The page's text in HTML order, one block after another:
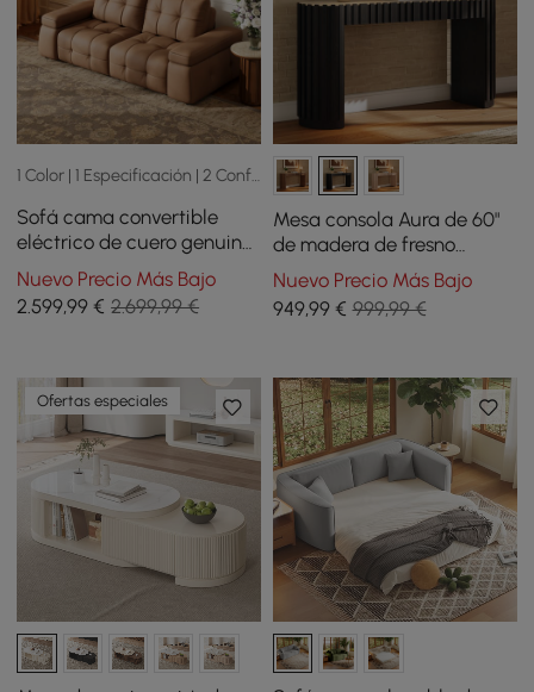
1 Color | 1 Especificación | 2 Configuración
Sofá cama convertible
eléctrico de cuero genuino
de 2 plazas de 243cm con
reposabrazos ajustables
Nuevo Precio Más Bajo
2.599,99 € 2.699,99 €
Mesa consola Aura de 60"
de madera de fresno
estriada en negro con
cubierta de piedra
sinterizada
Nuevo Precio Más Bajo
949,99€ 999,99 €
Ofertas especiales